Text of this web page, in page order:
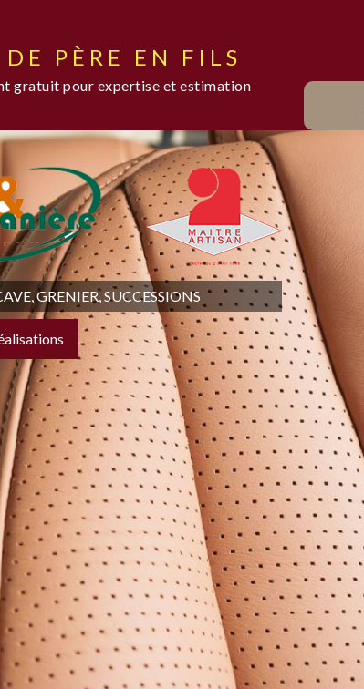
PÈRE EN FILS
gratuit pour expertise et estimation
GRENIER, SUCCESSIONS